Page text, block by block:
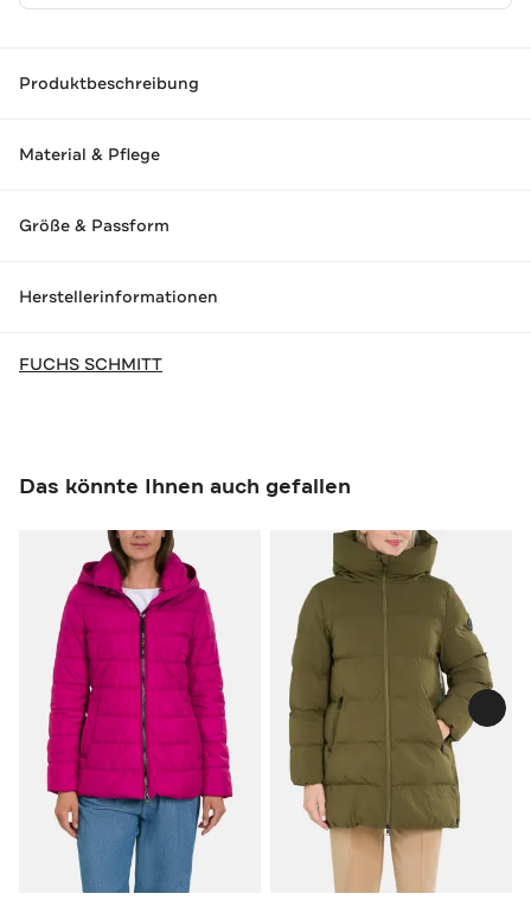
Produktbeschreibung
Material & Pflege
Größe & Passform
Herstellerinformationen
FUCHS SCHMITT
Das könnte Ihnen auch gefallen